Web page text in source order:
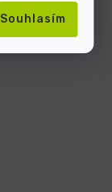
Souhlasím